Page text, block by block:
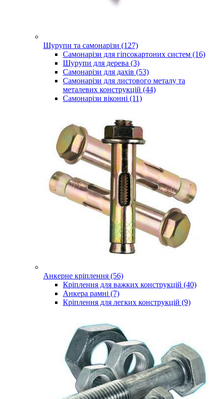
Шурупи та самонарізи (127)
Самонарізи для гіпсокартоних систем (16)
Шурупи для дерева (3)
Самонарізи для дахів (53)
Самонарізи для листового металу та
металевих конструкцій (44)
Самонарізи віконні (11)
Анкерне кріплення (56)
Кріплення для важких конструкцій (40)
Анкера рамні (7)
Кріплення для легких конструкцій (9)